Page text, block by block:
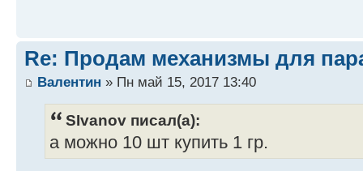
Re: Продам механизмы для
Валентин » Пн май 15, 2017 13:40
SIvanov писал(а):
а можно 10 шт купить 1 гр.